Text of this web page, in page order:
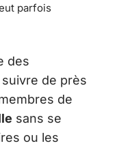
parfois
des
de près
de
sans se
ou les